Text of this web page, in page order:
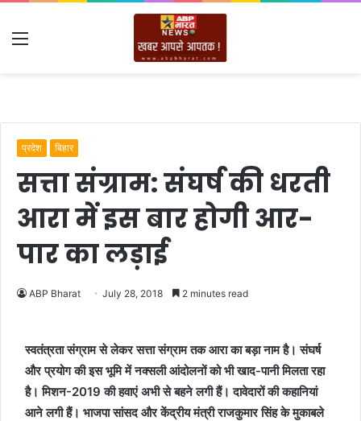
Menu
प्रदेश बिहार
सत्ता संग्राम: संघर्ष की धरती
आरा में इस बार होगी आर-
पार का लड़ाई
ABP Bharat July 28, 2018 2 minutes read
स्वतंत्रता संग्राम से लेकर सत्ता संग्राम तक आरा का बड़ा नाम है। संघर्ष
और प्रयोग की इस भूमि में नक्सली आंदोलनों को भी खाद-पानी मिलता रहा
है। मिशन-2019 की हवाएं अभी से बहने लगी हैं। दावेदारों की कहानियां
आने लगी हैं। भाजपा सांसद और केंद्रीय मंत्री राजकुमार सिंह के मुकाबले